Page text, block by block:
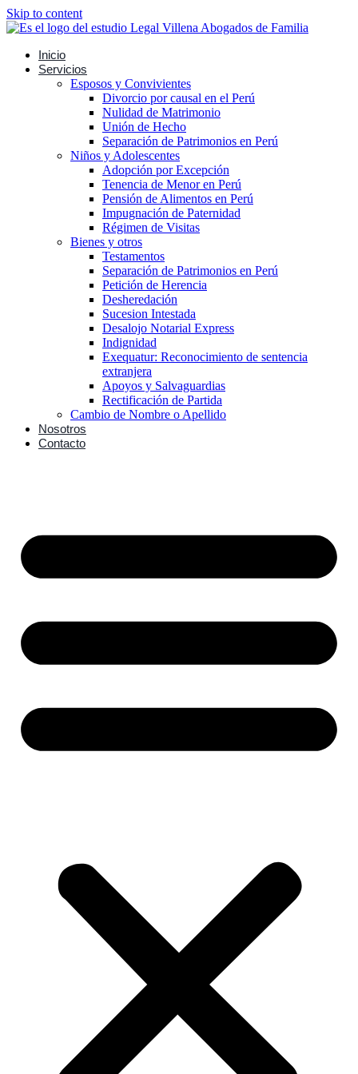
Skip to content
Inicio
Servicios
Esposos y Convivientes
Divorcio por causal en el Perú
Nulidad de Matrimonio
Unión de Hecho
Separación de Patrimonios en Perú
Niños y Adolescentes
Adopción por Excepción
Tenencia de Menor en Perú
Pensión de Alimentos en Perú
Impugnación de Paternidad
Régimen de Visitas
Bienes y otros
Testamentos
Separación de Patrimonios en Perú
Petición de Herencia
Desheredación
Sucesion Intestada
Desalojo Notarial Express
Indignidad
Exequatur: Reconocimiento de sentencia
extranjera
Apoyos y Salvaguardias
Rectificación de Partida
Cambio de Nombre o Apellido
Nosotros
Contacto